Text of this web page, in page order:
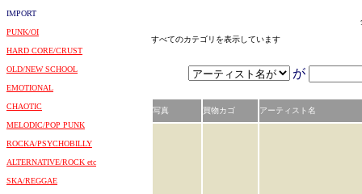
IMPORT
PUNK/OI
HARD CORE/CRUST
OLD/NEW SCHOOL
EMOTIONAL
CHAOTIC
MELODIC/POP PUNK
ROCKA/PSYCHOBILLY
ALTERNATIVE/ROCK etc
SKA/REGGAE
すべてのカテゴリを表示しています
が
写真 買物カゴ アーティスト名